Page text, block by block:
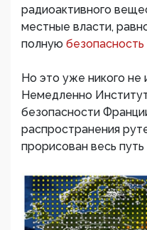
радиоактивного
местные власти,
полную безопасность
Но это уже никого не
Немедленно
безопасности
распространения
прорисован весь путь